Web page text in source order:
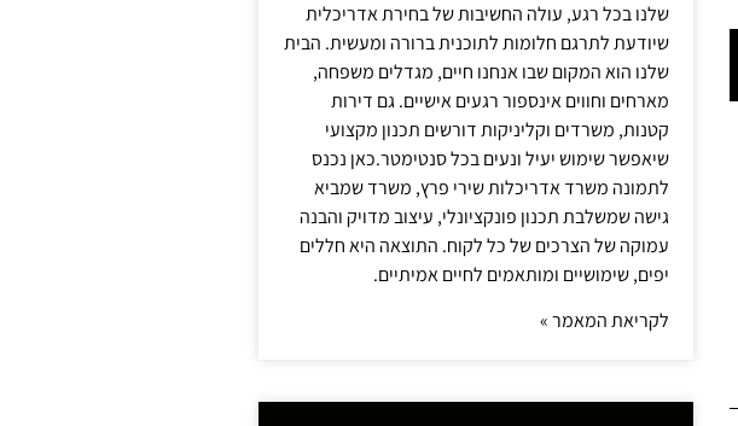
שלנו בכל רגע, עולה החשיבות של בחירת אדריכלית
שיודעת לתרגם חלומות לתוכנית ברורה ומעשית. הבית
שלנו הוא המקום שבו אנחנו חיים, מגדלים משפחה,
מארחים וחווים אינספור רגעים אישיים. גם דירות
קטנות, משרדים וקליניקות דורשים תכנון מקצועי
שיאפשר שימוש יעיל ונעים בכל סנטימטר.כאן נכנס
לתמונה משרד אדריכלות שירי פרץ, משרד שמביא
גישה שמשלבת תכנון פונקציונלי, עיצוב מדויק והבנה
עמוקה של הצרכים של כל לקוח. התוצאה היא חללים
יפים, שימושיים ומותאמים לחיים אמיתיים.
לקריאת המאמר »